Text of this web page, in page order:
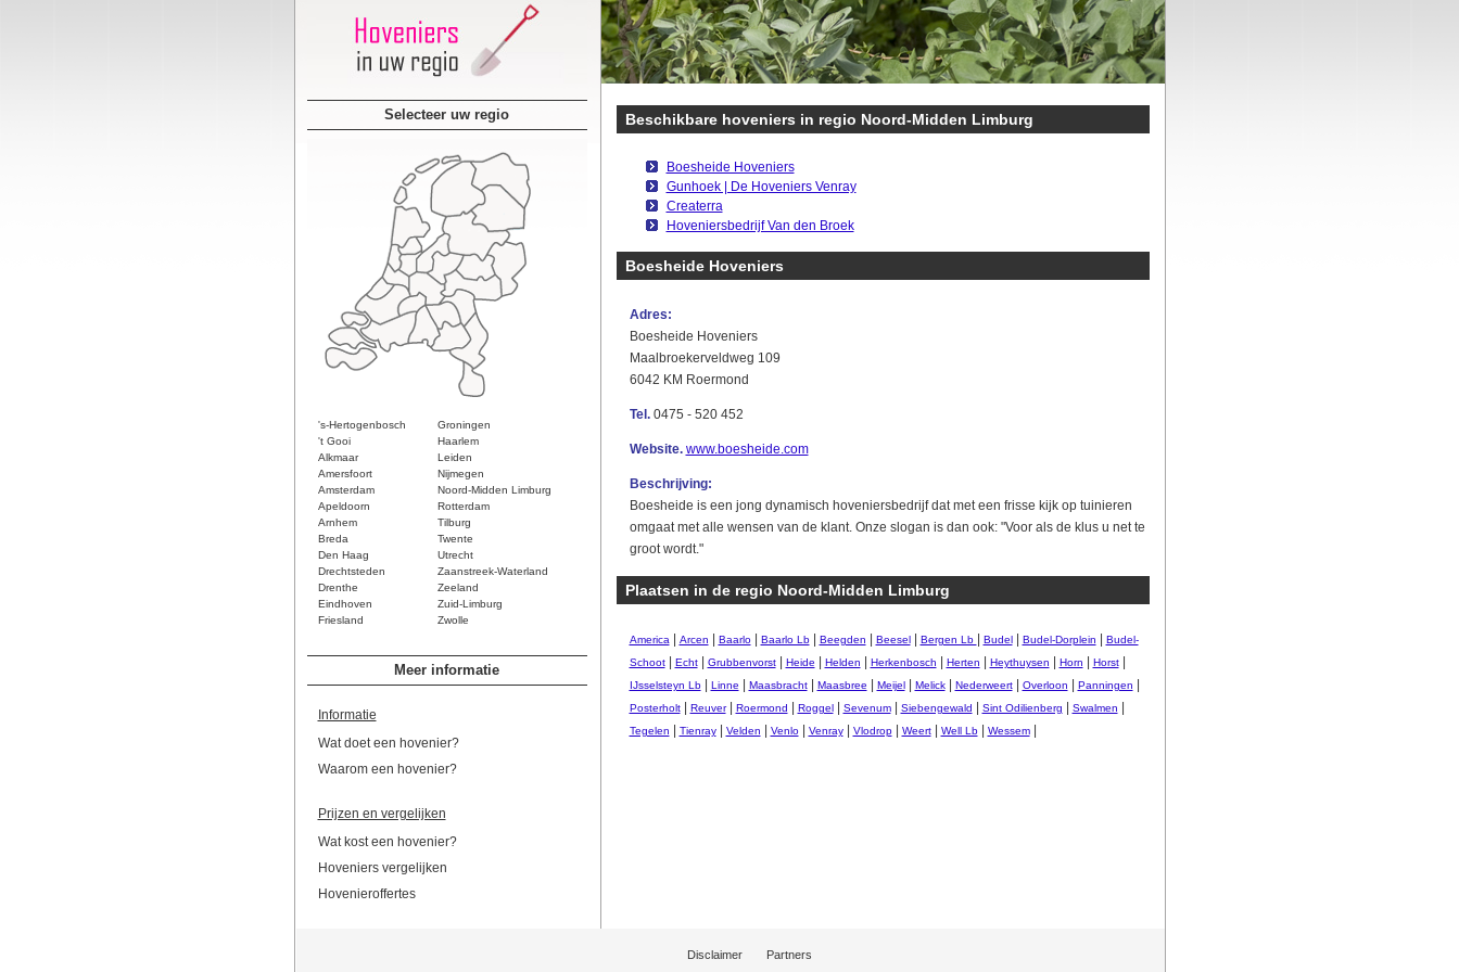
Selecteer uw regio
's-Hertogenbosch
Groningen
't Gooi
Haarlem
Alkmaar
Leiden
Amersfoort
Nijmegen
Amsterdam
Noord-Midden Limburg
Apeldoorn
Rotterdam
Arnhem
Tilburg
Breda
Twente
Den Haag
Utrecht
Drechtsteden
Zaanstreek-Waterland
Drenthe
Zeeland
Eindhoven
Zuid-Limburg
Friesland
Zwolle
Meer informatie
Informatie
Wat doet een hovenier?
Waarom een hovenier?
Prijzen en vergelijken
Wat kost een hovenier?
Hoveniers vergelijken
Hovenieroffertes
Beschikbare hoveniers in regio Noord-Midden Limburg
Boesheide Hoveniers
Gunhoek | De Hoveniers Venray
Createrra
Hoveniersbedrijf Van den Broek
Boesheide Hoveniers
Adres:
Boesheide Hoveniers
Maalbroekerveldweg 109
6042 KM Roermond
Tel.0475 - 520 452
Website. www.boesheide.com
Beschrijving:
Boesheide is een jong dynamisch hoveniersbedrijf dat met een frisse kijk op tuinieren
omgaat met alle wensen van de klant. Onze slogan is dan ook: "Voor als de klus u net te
groot wordt."
Plaatsen in de regio Noord-Midden Limburg
America| Arcen Baarlo| Baarlo Lb| Beegden Beesel| Bergen Lb Budel| Budel-Dorplein
Budel-
Schoot| Echt| Grubbenvorst| Heide Helden Herkenbosch Herten Heythuysen Horn Horst|
IJsselsteyn Lb| Linne Maasbracht| Maasbree Meijel| Melick| Nederweert| Overloon Panningen
Posterholt| Reuver| Roermond Roggel| Sevenum| Siebengewald Sint Odilienberg Swalmen
Tegelen Tienray| Velden Venlo| Venray| Vlodrop| Weert| Well Lb| Wessem|
Disclaimer Partners